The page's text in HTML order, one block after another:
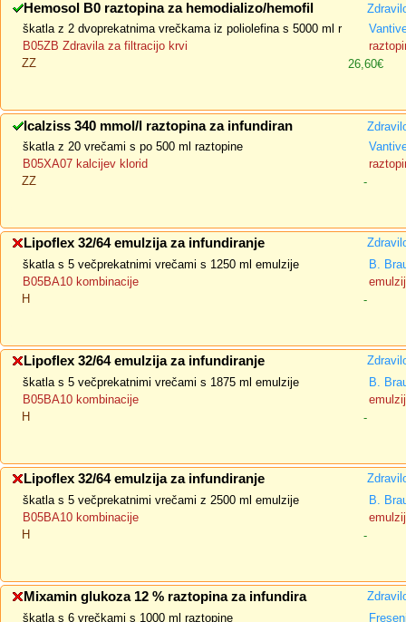
Hemosol B0 raztopina za hemodializo/hemofil
škatla z 2 dvoprekatnima vrečkama iz poliolefina s 5000 ml r
B05ZB Zdravila za filtracijo krvi
ZZ
26,60€
Icalziss 340 mmol/l raztopina za infundiran
škatla z 20 vrečami s po 500 ml raztopine
B05XA07 kalcijev klorid
ZZ
-
Lipoflex 32/64 emulzija za infundiranje
škatla s 5 večprekatnimi vrečami s 1250 ml emulzije
B.
B05BA10 kombinacije
H
-
Lipoflex 32/64 emulzija za infundiranje
škatla s 5 večprekatnimi vrečami s 1875 ml emulzije
B.
B05BA10 kombinacije
H
-
Lipoflex 32/64 emulzija za infundiranje
škatla s 5 večprekatnimi vrečami z 2500 ml emulzije
B.
B05BA10 kombinacije
H
-
Mixamin glukoza 12 % raztopina za infundira
škatla s 6 vrečkami s 1000 ml raztopine